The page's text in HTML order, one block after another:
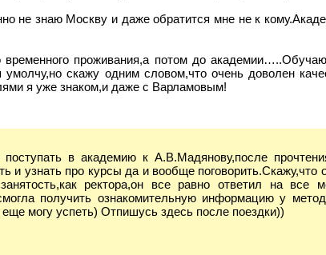
не знаю Москву и даже обратится мне не к
проживания,а потом до
скажу одним словом,что очень доволен
я уже знаком,и даже с Варламовым!
в академию к А.В.Мадянову,после
и узнать про курсы да и вообще
ректора,он все равно ответил на все
получить ознакомительную информацию у
еще могу успеть) Отпишусь здесь после поездки))